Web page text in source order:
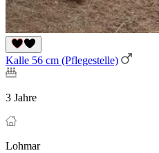
Kalle 56 cm (Pflegestelle)
3 Jahre
Lohmar